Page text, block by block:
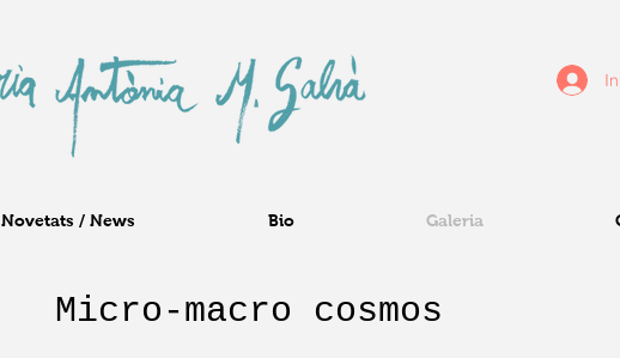
Novetats / News Bio Galeria
Micro-macro cosmos